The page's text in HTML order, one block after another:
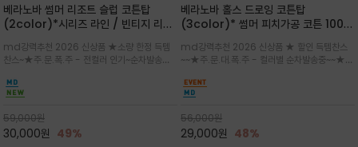
베라노바 썸머 리조트 슬럽 코튼탑
(2color)*시리즈 라인 / 빈티지 리조
는 가벼운 코튼 터치의 반팔 티셔츠입니
다
md강력추천 2026 신상품 ★소량 한정 득템
찬스~★주.문.폭.주 - 전컬러 인기~순차발송중
아(Sepia)나 파스텔 톤의 해변 풍경으로 세련
된 뮤트톤 컬러 팔레트로 빈티지한 무드의 선샤
인 프린트가 더해져 담백하면서도 감각
59,000원
30,000원 49%
베라노바 홀스 드로잉 코튼탑
(3color)* 썸머 피치가공 코튼 100프
의 미를 살려 말의 윤곽선만 스케치하여
감성을 담은 아이템
md강력추천 2026 신상품 ★ 할인 득템찬스
~~★주.문.대.폭.주 - 컬러별 순차발송중~~★프
말(Horse) 드로잉 티셔츠는 여유로운 실루엣과
감각적인 아트워크로 고급스러운 여름 스타일링
을 완성할 수 있습니다
56,000원
29,000원 48%